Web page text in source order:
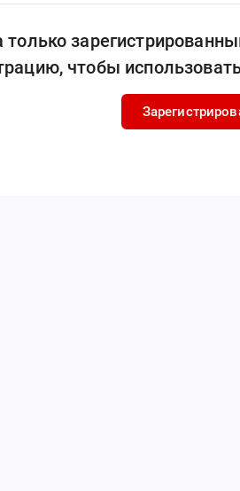
только
чтобы